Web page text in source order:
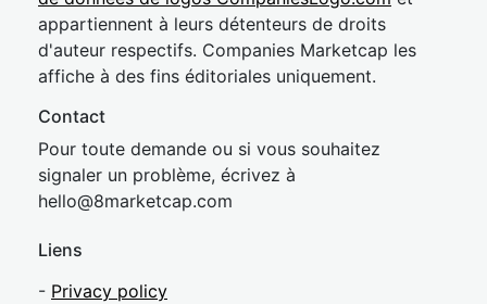
appartiennent à leurs détenteurs de droits
d'auteur respectifs. Companies Marketcap les
affiche à des fins éditoriales uniquement.
Contact
Pour toute demande ou si vous souhaitez
signaler un problème, écrivez à
hello@8marketcap.com
Liens
- Privacy policy